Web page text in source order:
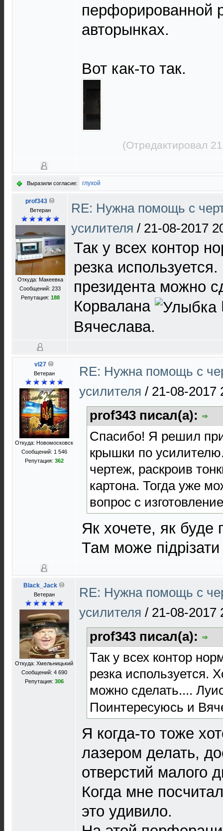
перфорированной
авторынках.
Вот как-то так.
(Отредактировал
Выразили согласие: глухой
prof343
Ветеран
Откуда: Макеевка
Сообщений: 233
Репутация: 188
RE: Нужна помощь с
усилителя / 21-08-2017
Так у всех контор
резка
президента можно
Корвалана
Вячеслава.
vl27
Ветеран
Откуда: Новомосковск
Сообщений: 1 546
Репутация: 362
RE: Нужна помощь с
усилителя / 21-08-2017
prof343 писал(а):
Спасибо! Я решил
крышки по
чертеж, раскроив
картона. Тогда уже
вопрос с
Як хочете, як буде
Там може
Black_Jack
Ветеран
Откуда: Хмельницький
Сообщений: 4 690
Репутация: 306
RE: Нужна помощь с
усилителя / 21-08-2017
prof343 писал(а):
Так у всех контор
резка используется.
можно сделать....
Поинтересуюсь и
Я когда-то тоже
лазером делать,
отверстий малого
Когда мне
это удивило.